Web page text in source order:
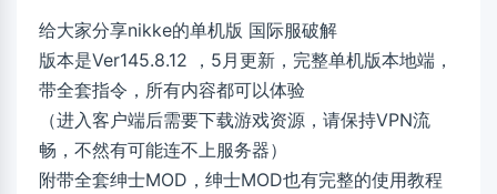
给大家分享nikke的单机版 国际服破解
版本是Ver145.8.12 ，5月更新，完整单机版本地端，
带全套指令，所有内容都可以体验
（进入客户端后需要下载游戏资源，请保持VPN流
畅，不然有可能连不上服务器）
附带全套绅士MOD，绅士MOD也有完整的使用教程